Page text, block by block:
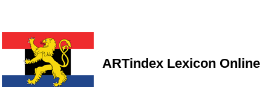
ARTindex Lexicon Online